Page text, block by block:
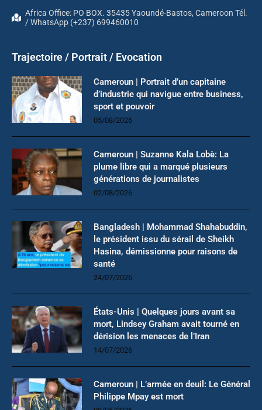
Africa Office: PO BOX. 35435 Yaoundé-Bastos, Cameroon Tél.
/ WhatsApp (+237) 699460010
Trajectoire / Portrait / Evocation
Cameroun | Portrait d’un capitaine
d’industrie qui navigue entre business,
sport et pouvoir
05/08/2026
Cameroun | Suzanne Kala Lobè: La
plume libre qui a marqué plusieurs
générations de journalistes
02/08/2026
Bangladesh | Mohammad Shahabuddin,
le président issu du sérail de Sheikh
Hasina, démissionne pour raisons de
santé
24/07/2026
États-Unis | Quelques jours avant sa
mort, Lindsey Graham avait tourné en
dérision les menaces de l’Iran
14/07/2026
Cameroun | L’armée en deuil: Le Général
Philippe Mpay est mort